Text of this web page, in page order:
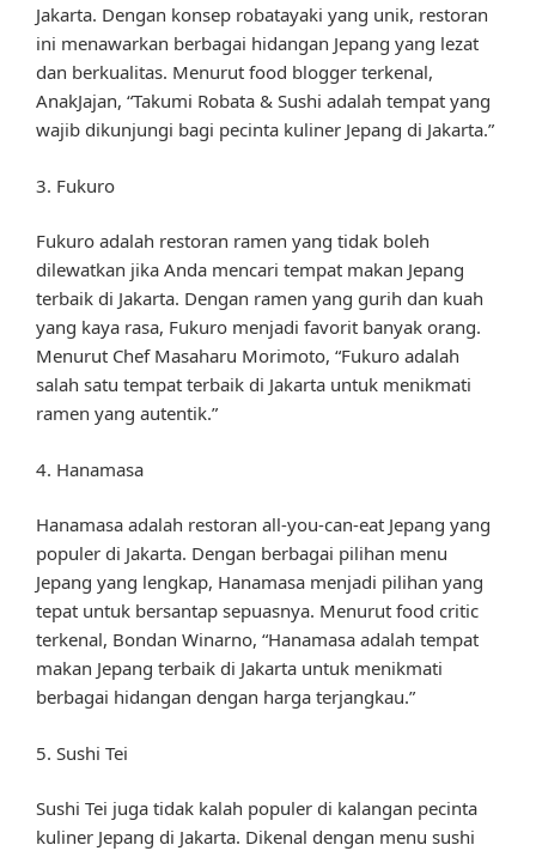
Jakarta. Dengan konsep robatayaki yang unik, restoran
ini menawarkan berbagai hidangan Jepang yang lezat
dan berkualitas. Menurut food blogger terkenal,
AnakJajan, “Takumi Robata & Sushi adalah tempat yang
wajib dikunjungi bagi pecinta kuliner Jepang di Jakarta.”
3. Fukuro
Fukuro adalah restoran ramen yang tidak boleh
dilewatkan jika Anda mencari tempat makan Jepang
terbaik di Jakarta. Dengan ramen yang gurih dan kuah
yang kaya rasa, Fukuro menjadi favorit banyak orang.
Menurut Chef Masaharu Morimoto, “Fukuro adalah
salah satu tempat terbaik di Jakarta untuk menikmati
ramen yang autentik.”
4. Hanamasa
Hanamasa adalah restoran all-you-can-eat Jepang yang
populer di Jakarta. Dengan berbagai pilihan menu
Jepang yang lengkap, Hanamasa menjadi pilihan yang
tepat untuk bersantap sepuasnya. Menurut food critic
terkenal, Bondan Winarno, “Hanamasa adalah tempat
makan Jepang terbaik di Jakarta untuk menikmati
berbagai hidangan dengan harga terjangkau.”
5. Sushi Tei
Sushi Tei juga tidak kalah populer di kalangan pecinta
kuliner Jepang di Jakarta. Dikenal dengan menu sushi